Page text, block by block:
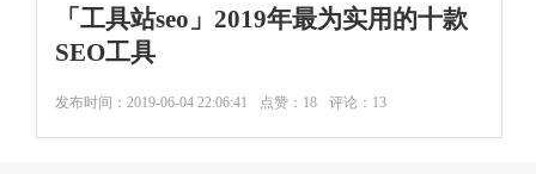
「工具站seo」2019年最为实用的十款
SEO工具
发布时间： 2019-06-04 22:06:41 点赞：18 评论：13